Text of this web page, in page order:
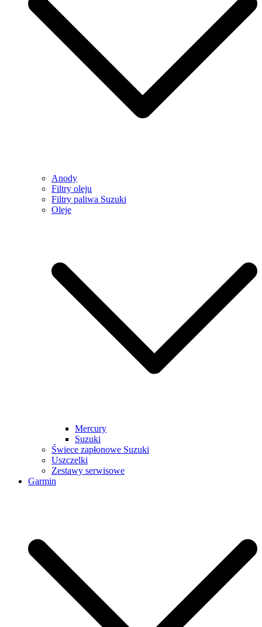
Anody
Filtry oleju
Filtry paliwa Suzuki
Oleje
Mercury
Suzuki
Świece zapłonowe Suzuki
Uszczelki
Zestawy serwisowe
Garmin